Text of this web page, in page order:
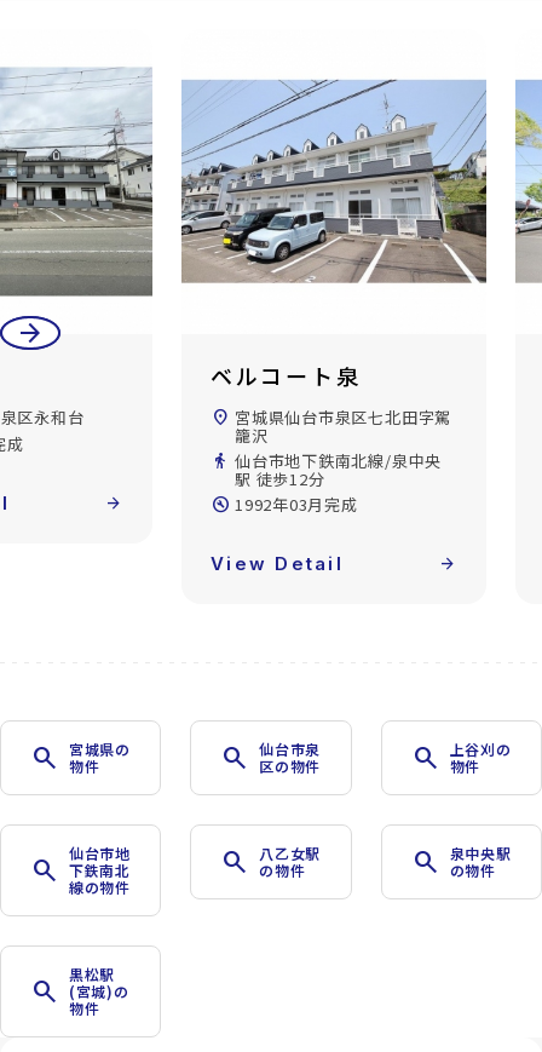
arrow_back
arrow_forward
区永和台
成
arrow_forward
ベルコート泉
location_on 宮城県仙台市泉区七北田字駕
籠沢
directions_walk 仙台市地下鉄南北線/泉中央
駅 徒歩12分
build_circle 1992年03月完成
View Detail arrow_forward
search
宮城県の
物件
search
仙台市泉
区の物件
search
上谷刈の
物件
search
仙台市地
下鉄南北
線の物件
search
八乙女駅
の物件
search
泉中央駅
の物件
search
黒松駅
(宮城)の
物件